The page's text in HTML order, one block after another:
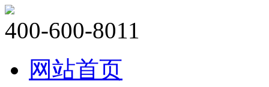
400-600-8011
网站首页